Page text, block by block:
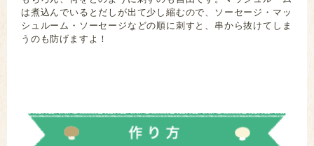
は煮込んでいるとだしが出て少し縮むので、ソーセージ・マッ
シュルーム・ソーセージなどの順に刺すと、串から抜けてしま
うのも防げますよ！